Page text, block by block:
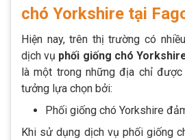
chó Yorkshire tại
Hiện nay, trên thị trường có
dịch vụ phối giống chó
là một trong những địa chỉ được
tưởng lựa chọn bởi:
Phối giống chó Yorkshire
Khi sử dụng dịch vụ phối giống